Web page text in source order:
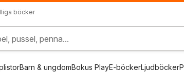
böcker
pussel, penna...
Barn & ungdomBokus PlayE-böckerLjudböcker